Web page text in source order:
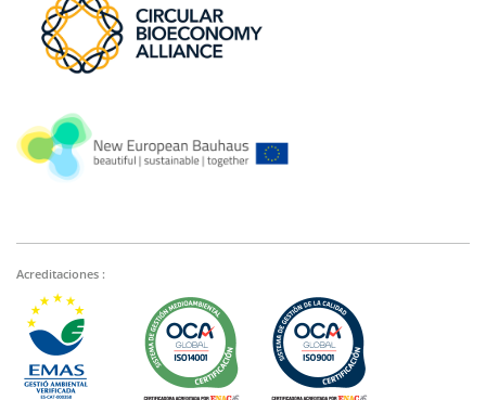
Acreditaciones :